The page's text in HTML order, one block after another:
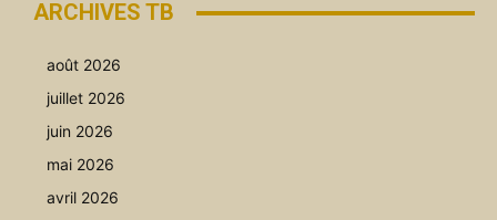
ARCHIVES TB
août 2026
juillet 2026
juin 2026
mai 2026
avril 2026